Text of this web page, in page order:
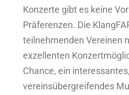
Konzerte gibt es keine
Präferenzen. Die
teilnehmenden Vereinen
exzellenten
Chance, ein interessantes,
vereinsübergreifendes